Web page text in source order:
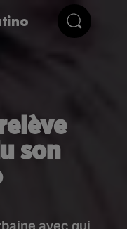
son
avec qui